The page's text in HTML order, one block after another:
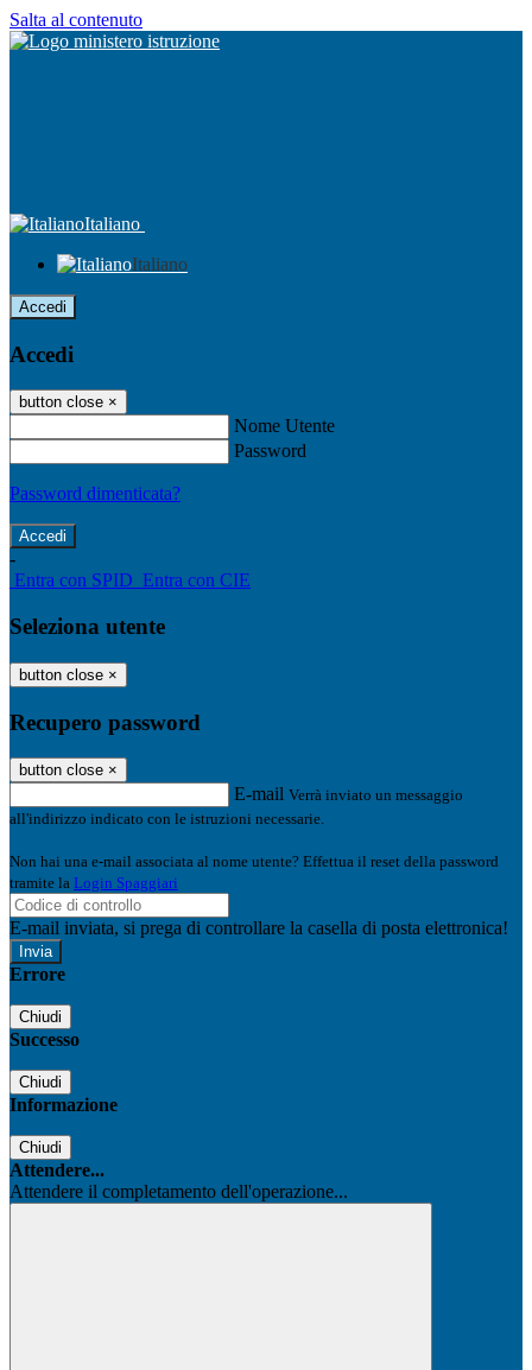
Salta al contenuto
Italiano
Italiano
Accedi
Accedi
button close ×
Nome Utente
Password
Password dimenticata?
-
Entra con SPID Entra con CIE
Seleziona utente
button close ×
Recupero password
button close ×
E-mail Verrà inviato un messaggio
all'indirizzo indicato con le istruzioni necessarie.
Non hai una e-mail associata al nome utente? Effettua il reset della password
tramite la Login Spaggiari
E-mail inviata, si prega di controllare la casella di posta elettronica!
Errore
Chiudi
Successo
Chiudi
Informazione
Chiudi
Attendere...
Attendere il completamento dell'operazione...